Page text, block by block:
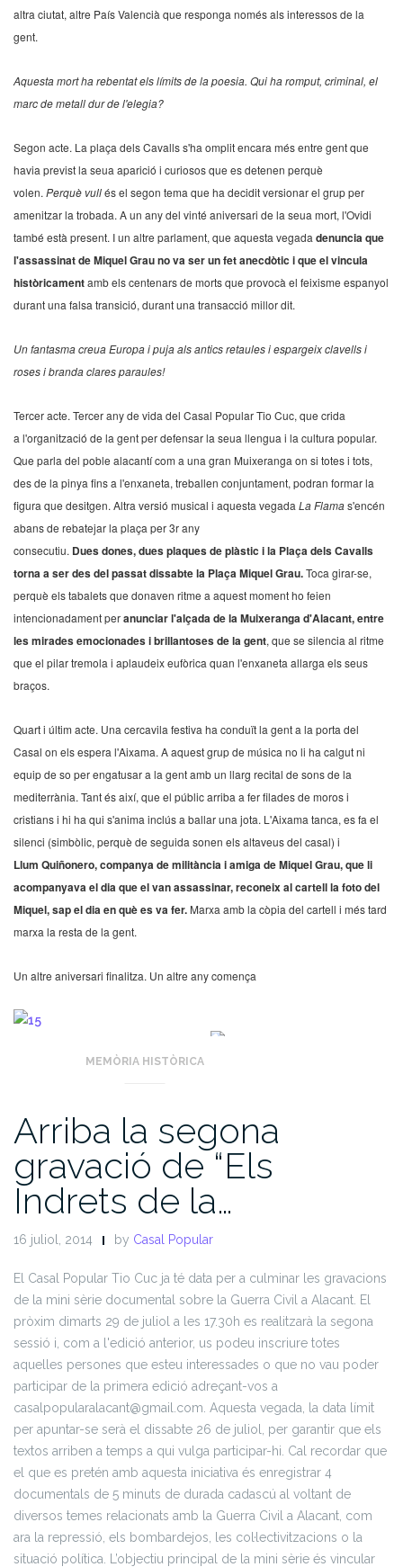
altra ciutat, altre País Valencià que responga només als interessos de la
gent.
Aquesta mort ha rebentat els límits de la poesia. Qui ha romput, criminal, el
marc de metall dur de l'elegia?
Segon acte. La plaça dels Cavalls s'ha omplit encara més entre gent que
havia previst la seua aparició i curiosos que es detenen perquè
volen. Perquè vullés el segon tema que ha decidit versionar el grup per
amenitzar la trobada. A un any del vinté aniversari de la seua mort, l'Ovidi
també està present. I un altre parlament, que aquesta vegada denuncia que
l'assassinat de Miquel Grau no va ser un fet anecdòtic i que el vincula
històricamentamb els centenars de morts que provocà el feixisme espanyol
durant una falsa transició, durant una transacció millor dit.
Un fantasma creua Europa i puja als antics retaules i espargeix clavells i
roses i branda clares paraules!
Tercer acte. Tercer any de vida del Casal Popular Tio Cuc, que crida
a l'organització de la gent per defensar la seua llengua i la cultura popular.
Que parla del poble alacantí com a una gran Muixeranga on si totes i tots,
des de la pinya fins a l'enxaneta, treballen conjuntament, podran formar la
figura que desitgen. Altra versió musical i aquesta vegada La Flamas'encén
abans de rebatejar la plaça per 3r any
consecutiu. Dues dones, dues plaques de plàstic i la Plaça dels Cavalls
torna a ser des del passat dissabte la Plaça Miquel Grau.Toca girar-se,
perquè els tabalets que donaven ritme a aquest moment ho feien
intencionadament peranunciar l'alçada de la Muixeranga d'Alacant, entre
les mirades emocionades i brillantoses de la gent, que se silencia al ritme
que el pilar tremola i aplaudeix eufòrica quan l'enxaneta allarga els seus
braços.
Quart i últim acte. Una cercavila festiva ha conduït la gent a la porta del
Casal on els espera l'Aixama. A aquest grup de música no li ha calgut ni
equip de so per engatusar a la gent amb un llarg recital de sons de la
mediterrània. Tant és així, que el públic arriba a fer filades de moros i
cristians i hi ha qui s'anima inclús a ballar una jota. L'Aixama tanca, es fa el
silenci (simbòlic, perquè de seguida sonen els altaveus del casal) i
Llum Quiñonero, companya de militància i amiga de Miquel Grau, que li
acompanyava el dia que el van assassinar, reconeix al cartell la foto del
Miquel, sap el dia en què es va fer. Marxa amb la còpia del cartell i més tard
marxa la resta de la gent.
Un altre aniversari finalitza. Un altre any comença
MEMÒRIA HISTÒRICA
Arriba la segona
gravació de “Els
Indrets de la…
16 juliol, 2014 by Casal Popular
El Casal Popular Tio Cuc ja té data per a culminar les gravacions
de la mini sèrie documental sobre la Guerra Civil a Alacant. El
pròxim dimarts 29 de juliol a les 17.30h es realitzarà la segona
sessió i, com a l'edició anterior, us podeu inscriure totes
aquelles persones que esteu interessades o que no vau poder
participar de la primera edició adreçant-vos a
casalpopularalacant@gmail.com. Aquesta vegada, la data límit
per apuntar-se serà el dissabte 26 de juliol, per garantir que els
textos arriben a temps a qui vulga participar-hi. Cal recordar que
el que es pretén amb aquesta iniciativa és enregistrar 4
documentals de 5 minuts de durada cadascú al voltant de
diversos temes relacionats amb la Guerra Civil a Alacant, com
ara la repressió, els bombardejos, les col·lectivitzacions o la
situació política. L’objectiu principal de la mini sèrie és vincular